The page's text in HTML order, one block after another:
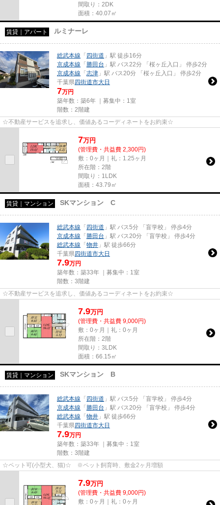
間取り：2DK
面積：40.07㎡
賃貸｜アパート ルミナーレ
総武本線 「四街道 」駅 徒歩16分
京成本線 「勝田台 」駅 バス22分 「桜ヶ丘入口」 停歩2分
京成本線 「志津 」駅 バス20分 「桜ヶ丘入口」 停歩2分
千葉県四街道市大日
7万円
築年数：築6年 ｜募集中： 1室
階数：2階建
☆不動産サービスを追求し、価値あるコーディネートをお約束☆
7万円
(管理費・共益費 2,300円)
敷：0ヶ月｜礼：1.25ヶ月
所在階：2階
間取り：1LDK
面積：43.79㎡
賃貸｜マンション SKマンション C
総武本線 「四街道 」駅 バス5分 「盲学校」 停歩4分
京成本線 「勝田台 」駅 バス20分 「盲学校」 停歩4分
総武本線 「物井 」駅 徒歩66分
千葉県四街道市大日
7.9万円
築年数：築33年 ｜募集中： 1室
階数：3階建
☆不動産サービスを追求し、価値あるコーディネートをお約束☆
7.9万円
(管理費・共益費 9,000円)
敷：0ヶ月｜礼：0ヶ月
所在階：2階
間取り：3LDK
面積：66.15㎡
賃貸｜マンション SKマンション B
総武本線 「四街道 」駅 バス5分 「盲学校」 停歩4分
京成本線 「勝田台 」駅 バス20分 「盲学校」 停歩4分
総武本線 「物井 」駅 徒歩66分
千葉県四街道市大日
7.9万円
築年数：築33年 ｜募集中： 1室
階数：3階建
☆ペット可(小型犬、猫)☆ ※ペット飼育時、敷金2ヶ月増額
7.9万円
(管理費・共益費 9,000円)
敷：0ヶ月｜礼：0ヶ月